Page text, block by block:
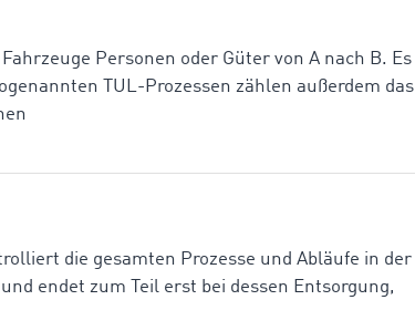
Personen oder Güter von A nach B. Es
TUL-Prozessen zählen außerdem das
die gesamten Prozesse und Abläufe in der
endet zum Teil erst bei dessen Entsorgung,